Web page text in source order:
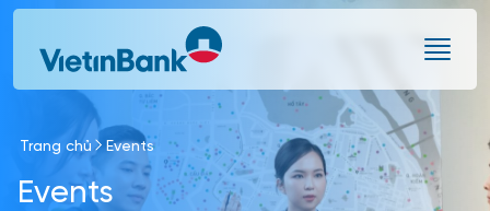
Skip to Main Content
Trang chủ Events
Events